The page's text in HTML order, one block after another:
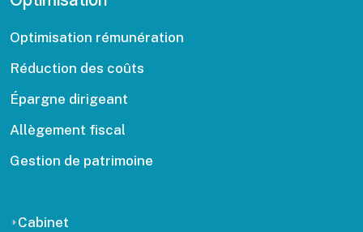
Optimisation rémunération
Réduction des coûts
Épargne dirigeant
Allègement fiscal
Gestion de patrimoine
Cabinet